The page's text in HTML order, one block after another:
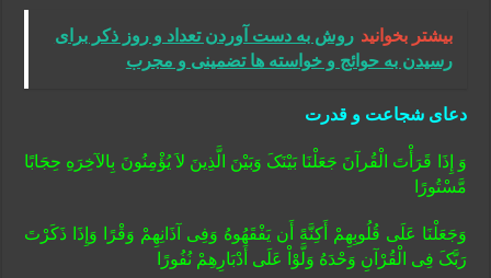
بیشتر بخوانید روش به دست آوردن تعداد و روز ذکر برای
رسیدن به حوائج و خواسته ها تضمینی و مجرب
دعای شجاعت و قدرت
وَ إِذَا قَرَأْتَ الْقُرآنَ جَعَلْنَا بَیْنَکَ وَبَیْنَ الَّذِینَ لاَ یُؤْمِنُونَ بِالآخِرَهِ حِجَابًا
مَّسْتُورًا
وَجَعَلْنَا عَلَى قُلُوبِهِمْ أَکِنَّهً أَن یَفْقَهُوهُ وَفِی آذَانِهِمْ وَقْرًا وَإِذَا ذَکَرْتَ
رَبَّکَ فِی الْقُرْآنِ وَحْدَهُ وَلَّوْاْ عَلَى أَدْبَارِهِمْ نُفُورًا